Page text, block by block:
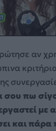
αν
πω
με
και πάρα